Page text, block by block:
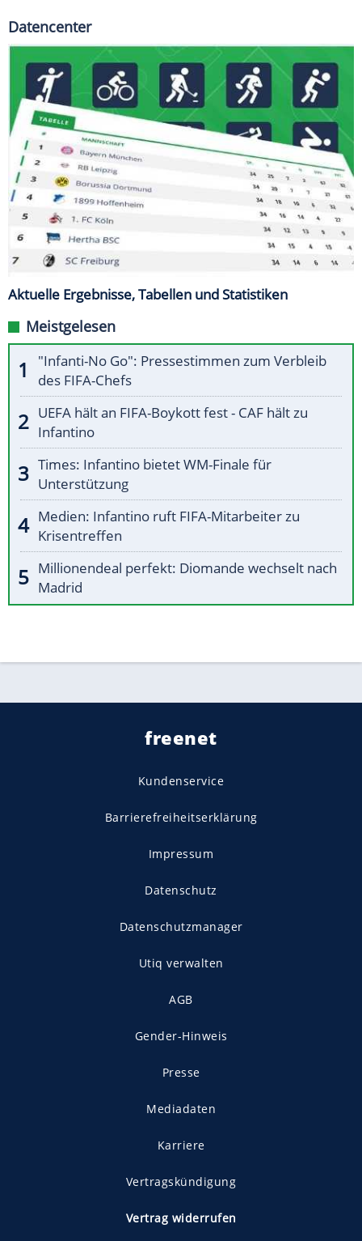
Datencenter
Aktuelle Ergebnisse, Tabellen und Statistiken
Meistgelesen
"Infanti-No Go": Pressestimmen zum Verbleib
des FIFA-Chefs
UEFA hält an FIFA-Boykott fest - CAF hält zu
Infantino
Times: Infantino bietet WM-Finale für
Unterstützung
Medien: Infantino ruft FIFA-Mitarbeiter zu
Krisentreffen
Millionendeal perfekt: Diomande wechselt nach
Madrid
freenet
Kundenservice
Barrierefreiheitserklärung
Impressum
Datenschutz
Datenschutzmanager
Utiq verwalten
AGB
Gender-Hinweis
Presse
Mediadaten
Karriere
Vertragskündigung
Vertrag widerrufen